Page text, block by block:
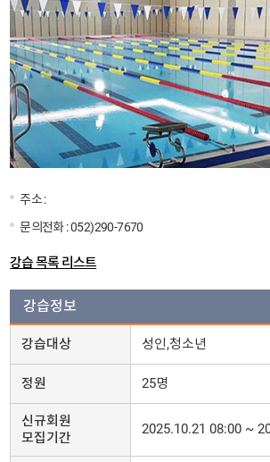
주소 :
문의전화 :052)290-7670
강습 목록 리스트
강습정보
강습대상 성인,청소년
정원 25명
신규회원
모집기간
2025.10.21 08:00 ~